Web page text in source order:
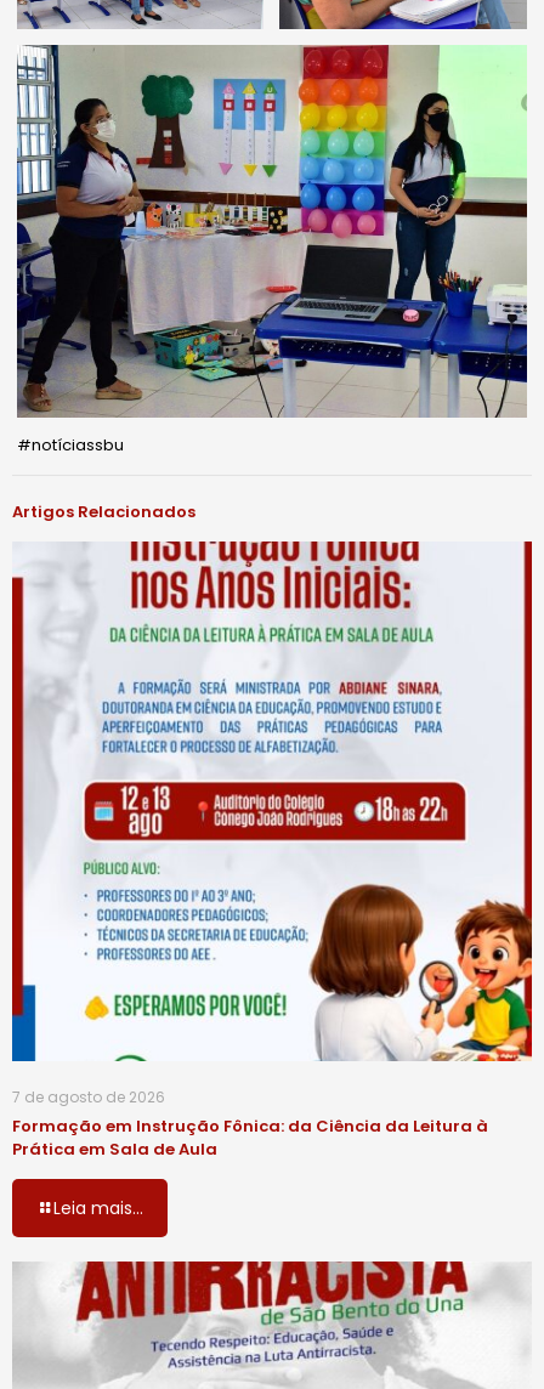
#notíciassbu
Artigos Relacionados
7 de agosto de 2026
Formação em Instrução Fônica: da Ciência da Leitura à
Prática em Sala de Aula
Leia mais...